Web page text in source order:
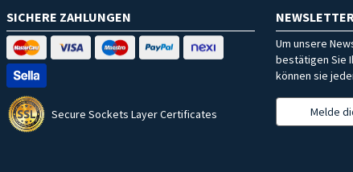
SICHERE ZAHLUNGEN
Secure Sockets Layer Certificates
NEWSLETTER
Um unsere
bestätigen Sie
können sie
Melde